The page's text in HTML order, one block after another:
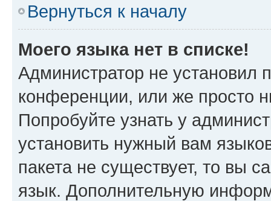
Вернуться к началу
Моего языка нет в списке!
Администратор не установил
конференции, или же просто
Попробуйте узнать у
установить нужный вам
пакета не существует, то вы
язык. Дополнительную